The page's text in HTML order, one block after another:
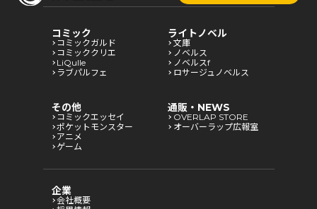
コミック
コミックガルド
コミッククリエ
LiQulle
ラブパルフェ
ライトノベル
文庫
ノベルス
ノベルスf
ロサージュノベルス
その他
コミックエッセイ
ポケットモンスター
アニメ
ゲーム
通販・NEWS
OVERLAP STORE
オーバーラップ広報室
企業
会社概要